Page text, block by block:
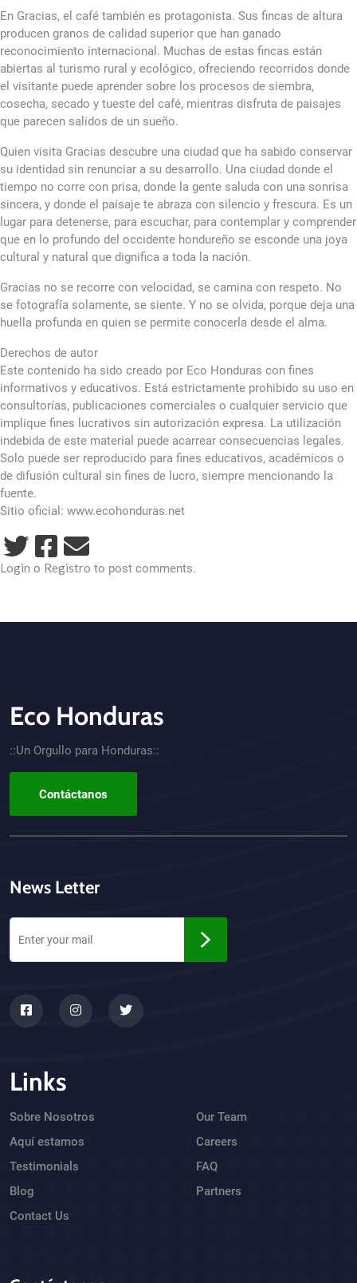
En Gracias, el café también es protagonista. Sus fincas de altura
producen granos de calidad superior que han ganado
reconocimiento internacional. Muchas de estas fincas están
abiertas al turismo rural y ecológico, ofreciendo recorridos donde
el visitante puede aprender sobre los procesos de siembra,
cosecha, secado y tueste del café, mientras disfruta de paisajes
que parecen salidos de un sueño.
Quien visita Gracias descubre una ciudad que ha sabido conservar
su identidad sin renunciar a su desarrollo. Una ciudad donde el
tiempo no corre con prisa, donde la gente saluda con una sonrisa
sincera, y donde el paisaje te abraza con silencio y frescura. Es un
lugar para detenerse, para escuchar, para contemplar y comprender
que en lo profundo del occidente hondureño se esconde una joya
cultural y natural que dignifica a toda la nación.
Gracias no se recorre con velocidad, se camina con respeto. No
se fotografía solamente, se siente. Y no se olvida, porque deja una
huella profunda en quien se permite conocerla desde el alma.
Derechos de autor
Este contenido ha sido creado por Eco Honduras con fines
informativos y educativos. Está estrictamente prohibido su uso en
consultorías, publicaciones comerciales o cualquier servicio que
implique fines lucrativos sin autorización expresa. La utilización
indebida de este material puede acarrear consecuencias legales.
Solo puede ser reproducido para fines educativos, académicos o
de difusión cultural sin fines de lucro, siempre mencionando la
fuente.
Sitio oficial: www.ecohonduras.net
Login o Registro to post comments.
CTA - Footer
Eco Honduras
::Un Orgullo para Honduras::
Contáctanos
News Letter
Links
Sobre Nosotros
Aquí estamos
Testimonials
Blog
Contact Us
Our Team
Careers
FAQ
Partners